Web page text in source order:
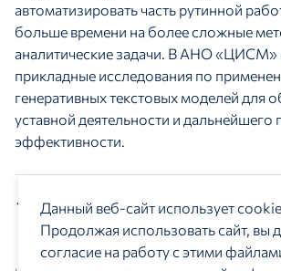
автоматизировать часть рутинной
больше времени на более сложные
аналитические задачи. В АНО
прикладные исследования по
генеративных текстовых моделей для
уставной деятельности и
эффективности.
Предыдущий материал
Данный веб-сайт использует
Продолжая использовать сайт, вы
согласие на работу с этими